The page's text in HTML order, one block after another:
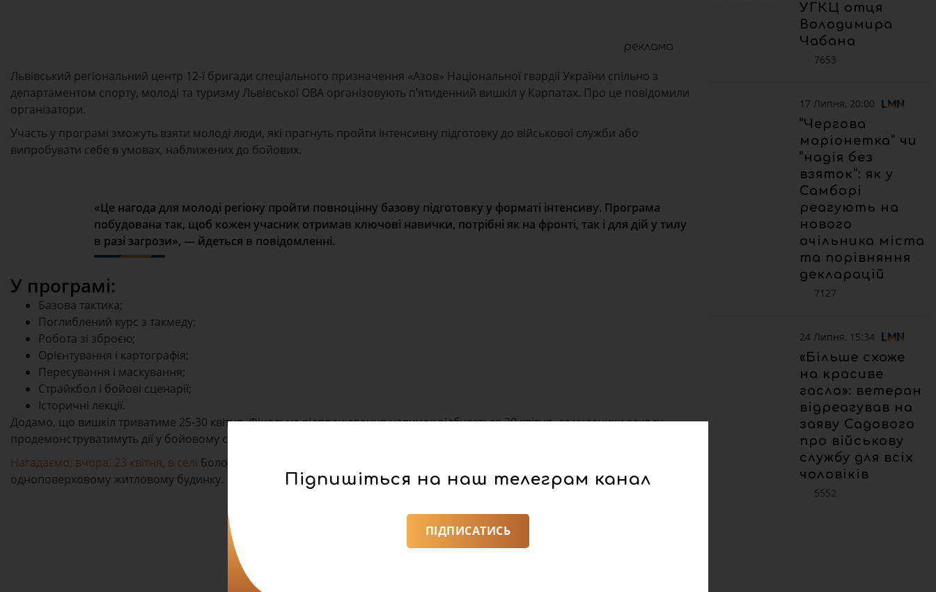
реклама
Львівський регіональний центр 12-ї бригади спеціального призначення «Азов» Національної гвардії України спільно з
департаментом спорту, молоді та туризму Львівської ОВА організовують п’ятиденний вишкіл у Карпатах. Про це повідомили
організатори.
Участь у програмі зможуть взяти молоді люди, які прагнуть пройти інтенсивну підготовку до військової служби або
випробувати себе в умовах, наближених до бойових.
«Це нагода для молоді регіону пройти повноцінну базову підготовку у форматі інтенсиву. Програма
побудована так, щоб кожен учасник отримав ключові навички, потрібні як на фронті, так і для дій у тилу
в разі загрози», — йдеться в повідомленні.
У програмі:
Базова тактика;
Поглиблений курс з такмеду;
Робота зі зброєю;
Орієнтування і картографія;
Пересування і маскування;
Страйкбол і бойові сценарії;
Історичні лекції.
Додамо, що вишкіл триватиме 25-30 квітня. Фінальне відпрацювання навичок відбудеться 30 квітня, де учасники заходу
продемонструватимуть дії у бойовому сценарії, зокрема надання допомоги, топографію та тактику.
Нагадаємо, вчора, 23 квітня, в селі Боложинів на вулиці Лісовій, Золочівського району виникла пожежа в дерев’яному
одноповерховому житловому будинку.
УГКЦ отця
Володимира
Чабана
7653
17 Липня, 20:00
“Чергова
маріонетка” чи
“надія без
взяток”: як у
Самборі
реагують на
нового
очільника міста
та порівняння
декларацій
7127
24 Липня, 15:34
«Більше схоже
на красиве
гасло»: ветеран
відреагував на
заяву Садового
про військову
службу для всіх
чоловіків
5552
Підпишіться на наш телеграм канал
ПІДПИСАТИСЬ